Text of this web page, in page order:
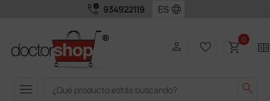
call_quality 934922119 language
menu search
person favorite_border shopping_cart0 two_pager